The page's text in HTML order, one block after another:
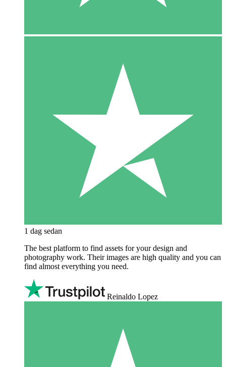
1 dag sedan
The best platform to find assets for your design and
photography work. Their images are high quality and you can
find almost everything you need.
Reinaldo Lopez